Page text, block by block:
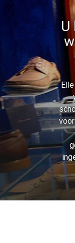
U